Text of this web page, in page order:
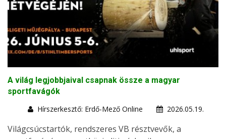
A világ legjobbjaival csapnak össze a magyar
sportfavágók
Hírszerkesztő: Erdő-Mező Online
2026.05.19.
Világcsúcstartók, rendszeres VB résztvevők, a